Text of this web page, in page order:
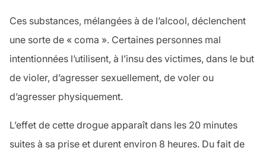
Ces substances, mélangées à de l’alcool, déclenchent
une sorte de « coma ». Certaines personnes mal
intentionnées l’utilisent, à l’insu des victimes, dans le but
de violer, d’agresser sexuellement, de voler ou
d’agresser physiquement.
L’effet de cette drogue apparaît dans les 20 minutes
suites à sa prise et durent environ 8 heures. Du fait de